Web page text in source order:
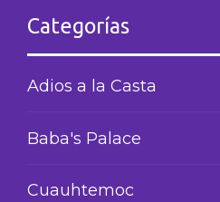
Categorías
Adios a la Casta
Baba's Palace
Cuauhtemoc